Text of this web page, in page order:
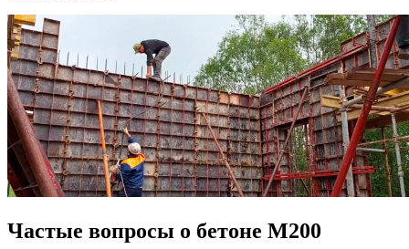
Частые вопросы о бетоне М200